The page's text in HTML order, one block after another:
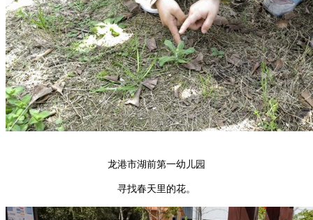
龙港市湖前第一幼儿园
寻找春天里的花。